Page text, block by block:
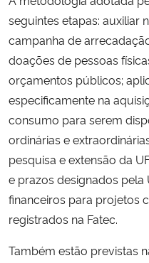
seguintes etapas: auxiliar
campanha de
doações de pessoas
orçamentos públicos;
especificamente na
consumo para serem
ordinárias e
pesquisa e extensão da
e prazos designados pela
financeiros para projetos
registrados na Fatec.
Também estão previstas